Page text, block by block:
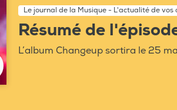
Le journal de la Musique - L'actualité de
Résumé de
L’album Changeup sortira le 25